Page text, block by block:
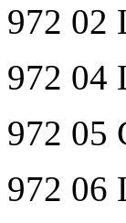
972 02
972 04
972 05
972 06